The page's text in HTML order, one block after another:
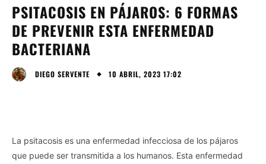
PSITACOSIS EN PÁJAROS: 6 FORMAS
DE PREVENIR ESTA ENFERMEDAD
BACTERIANA
DIEGO SERVENTE 10 ABRIL, 2023 17:02
La psitacosis es una enfermedad infecciosa de los pájaros
que puede ser transmitida a los humanos. Esta enfermedad